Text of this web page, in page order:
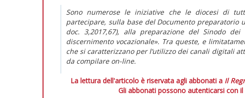
Sono numerose le iniziative che le diocesi di
partecipare, sulla base del Documento preparatorio
doc. 3,2017,67), alla preparazione del Sinodo
discernimento vocazionale». Tra queste, e
che si caratterizzano per l’utilizzo dei canali digitali
da compilare on-line.
La lettura dell'articolo è riservata agli abbonati a Il
Gli abbonati possono autenticarsi con